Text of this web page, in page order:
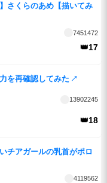
さくらのあめ【描いてみ
7451472
👑17
を再確認してみた ↗
13902245
👑18
チアガールの乳首がポロ
4119562